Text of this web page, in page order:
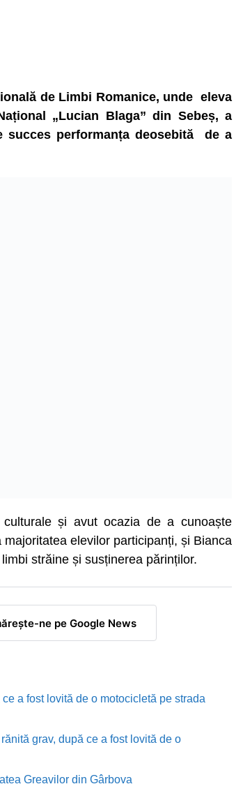
de Limbi Romanice, unde eleva
„Lucian Blaga” din Sebeș, a
succes performanța deosebită de a
și avut ocazia de a cunoaște
elevilor participanți, și Bianca
străine și susținerea părinților.
ne pe Google News
a fost lovită de o motocicletă pe strada
grav, după ce a fost lovită de o
Greavilor din Gârbova